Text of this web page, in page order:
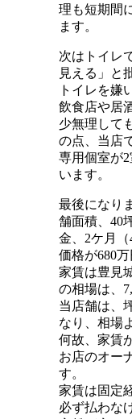
理も短期間
ます。
次はトイレ
見える」と
トイレを嫌
飲食店や居
少無理して
の点、当店
専用個室が
います。
最後になり
舗面積、40
金、2ケ月
価格が680万
家賃は豊見
の相場は、
当店舗は、
なり、相場
何故、家賃
お店のオー
す。
家賃は固定
必ず払わな